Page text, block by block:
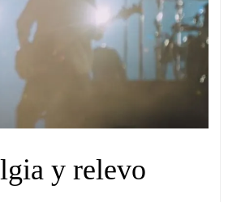
y relevo